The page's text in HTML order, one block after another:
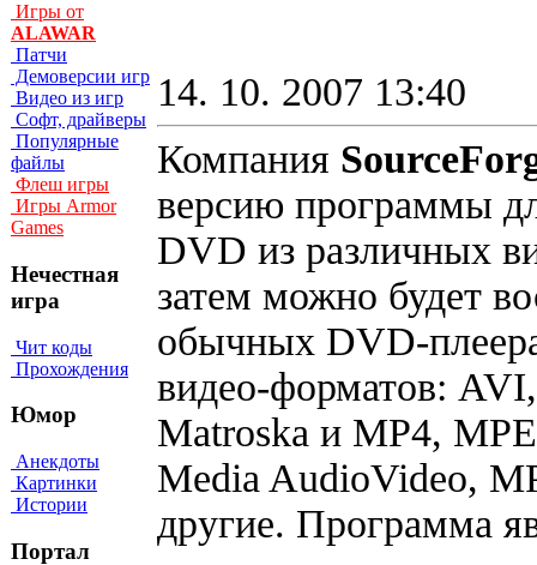
Игры от
ALAWAR
Патчи
Демоверсии игр
Видео из игр
Софт, драйверы
Популярные
файлы
Флеш игры
Игры Armor
Games
Нечестная
игра
Чит коды
Прохождения
Юмор
Анекдоты
Картинки
Истории
Портал
14. 10. 2007 13:40
Компания
версию программы
DVD из различных
затем можно будет
обычных DVD-
видео-форматов:
Matroska и MP4,
Media AudioVideo,
другие. Программа